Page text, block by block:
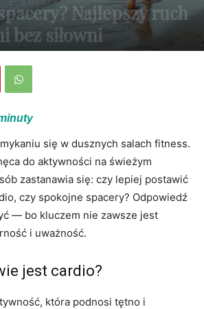
Najlepszy ruch
bez siłowni
się w dusznych salach fitness.
do aktywności na świeżym
zastanawia się: czy lepiej postawić
czy spokojne spacery? Odpowiedź
— bo kluczem nie zawsze jest
i uważność.
jest cardio?
która podnosi tętno i